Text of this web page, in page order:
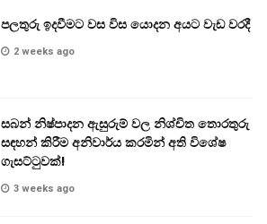
පලතුරු ඉදවීමට වස විස යොදන අයට වැඩ වරදී
2 weeks ago
සබන් නිෂ්පාදන ඇසුරුම් වල නිශ්චිත තොරතුරු
සඳහන් කිරීම අනිවාර්ය කරමින් අති විශේෂ
ගැසට්ටුවක්!
3 weeks ago